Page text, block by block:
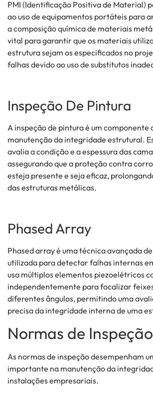
PMI (Identificação Positiva de Material)
ao uso de equipamentos portáteis para
a composição química de materiais
vital para garantir que os materiais
estrutura sejam os especificados no
falhas devido ao uso de substitutos
Inspeção De Pintura
A inspeção de pintura é um componente
manutenção da integridade estrutural.
avalia a condição e a espessura das
assegurando que a proteção contra
esteja presente e seja eficaz,
das estruturas metálicas.
Phased Array
Phased array é uma técnica avançada
utilizada para detectar falhas internas
usa múltiplos elementos piezoelétricos
independentemente para focalizar
diferentes ângulos, permitindo uma
precisa da integridade interna de uma
Normas de Inspeção
As normas de inspeção desempenham
importante na manutenção da
instalações empresariais.